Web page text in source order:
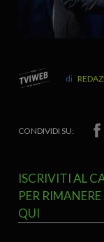
CONDIVIDI SU:
ISCRIVITI AL
PER
QUI